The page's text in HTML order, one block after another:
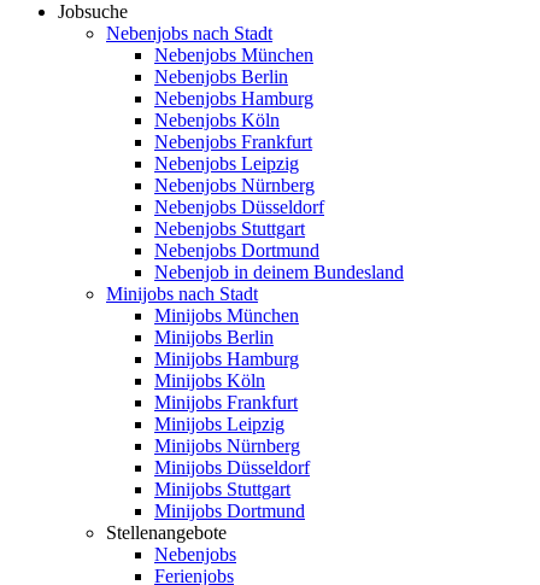
Jobsuche
Nebenjobs nach Stadt
Nebenjobs München
Nebenjobs Berlin
Nebenjobs Hamburg
Nebenjobs Köln
Nebenjobs Frankfurt
Nebenjobs Leipzig
Nebenjobs Nürnberg
Nebenjobs Düsseldorf
Nebenjobs Stuttgart
Nebenjobs Dortmund
Nebenjob in deinem Bundesland
Minijobs nach Stadt
Minijobs München
Minijobs Berlin
Minijobs Hamburg
Minijobs Köln
Minijobs Frankfurt
Minijobs Leipzig
Minijobs Nürnberg
Minijobs Düsseldorf
Minijobs Stuttgart
Minijobs Dortmund
Stellenangebote
Nebenjobs
Ferienjobs